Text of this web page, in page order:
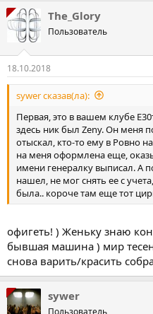
The_Glory
Пользователь
18.10.2018
sywer сказав(ла):
Первая, это в вашем клубе
здесь ник был Zeny. Он меня
отыскал, кто-то ему в Ровно
на меня оформлена еще,
имени генералку выписал. А
нашел, не мог снять ее с
была.. короче там еще тот
офигеть! ) Женьку знаю
бывшая машина ) мир тесен
снова варить/красить
sywer